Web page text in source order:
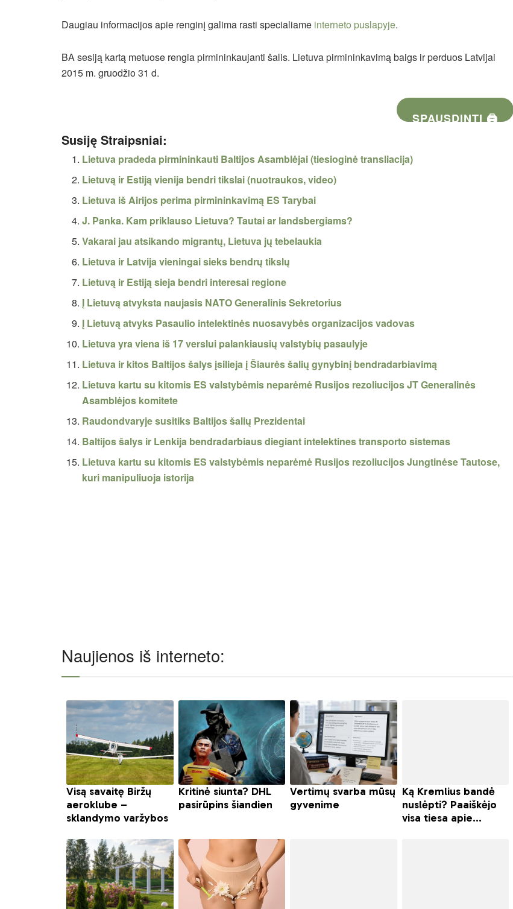
Daugiau informacijos apie renginį galima rasti specialiame interneto puslapyje.
BA sesiją kartą metuose rengia pirmininkaujanti šalis. Lietuva pirmininkavimą baigs ir perduos Latvijai
2015 m. gruodžio 31 d.
SPAUSDINTI 🖨
Susiję Straipsniai:
Lietuva pradeda pirmininkauti Baltijos Asamblėjai (tiesioginė transliacija)
Lietuvą ir Estiją vienija bendri tikslai (nuotraukos, video)
Lietuva iš Airijos perima pirmininkavimą ES Tarybai
J. Panka. Kam priklauso Lietuva? Tautai ar landsbergiams?
Vakarai jau atsikando migrantų, Lietuva jų tebelaukia
Lietuva ir Latvija vieningai sieks bendrų tikslų
Lietuvą ir Estiją sieja bendri interesai regione
Į Lietuvą atvyksta naujasis NATO Generalinis Sekretorius
Į Lietuvą atvyks Pasaulio intelektinės nuosavybės organizacijos vadovas
Lietuva yra viena iš 17 verslui palankiausių valstybių pasaulyje
Lietuva ir kitos Baltijos šalys įsilieja į Šiaurės šalių gynybinį bendradarbiavimą
Lietuva kartu su kitomis ES valstybėmis neparėmė Rusijos rezoliucijos JT Generalinės
Asamblėjos komitete
Raudondvaryje susitiks Baltijos šalių Prezidentai
Baltijos šalys ir Lenkija bendradarbiaus diegiant intelektines transporto sistemas
Lietuva kartu su kitomis ES valstybėmis neparėmė Rusijos rezoliucijos Jungtinėse Tautose,
kuri manipuliuoja istorija
Naujienos iš interneto: